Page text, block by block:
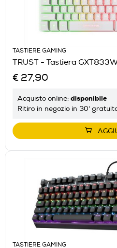
TASTIERE GAMING
TRUST - Tastiera
€ 27,90
Acquisto online: disponibile
Ritiro in negozio in 30'
TASTIERE GAMING